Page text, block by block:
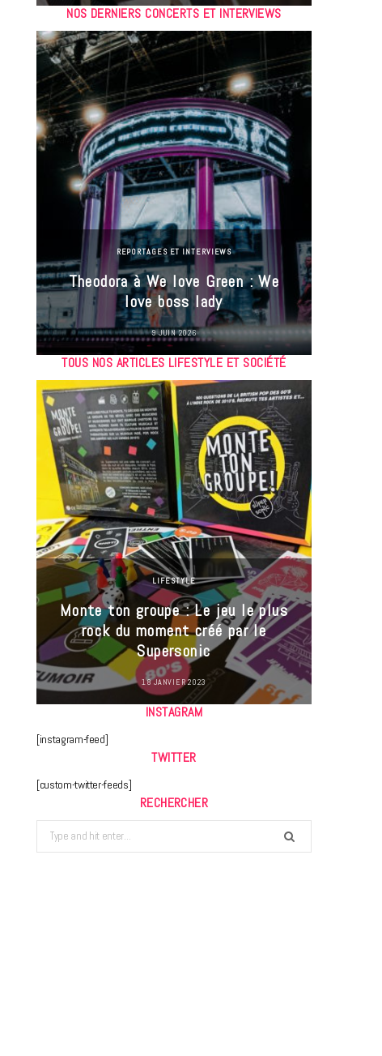
NOS DERNIERS CONCERTS ET INTERVIEWS
REPORTAGES ET INTERVIEWS
Theodora à We love Green : We
love boss lady
9 JUIN 2026
TOUS NOS ARTICLES LIFESTYLE ET SOCIÉTÉ
LIFESTYLE
Monte ton groupe : Le jeu le plus
rock du moment créé par le
Supersonic
18 JANVIER 2023
INSTAGRAM
[instagram-feed]
TWITTER
[custom-twitter-feeds]
RECHERCHER
Search
for: